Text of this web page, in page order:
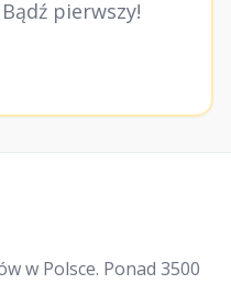
pierwszy!
w Polsce. Ponad 3500